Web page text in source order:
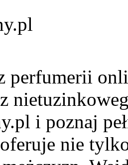
perfumerii
i poznaj
nie